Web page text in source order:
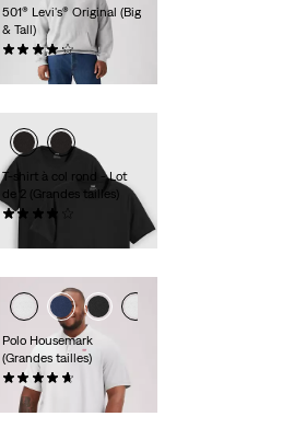
501® Levi's® Original (Big
& Tall)
(344)
110,00 €
T-shirt à col rond - Lot
de 2 (Grandes tailles)
39,00 €
Polo Housemark
(Grandes tailles)
45,00 €